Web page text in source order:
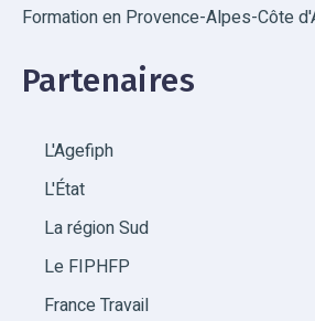
Formation en Provence-Alpes-Côte
Partenaires
L'Agefiph
L'État
La région Sud
Le FIPHFP
France Travail